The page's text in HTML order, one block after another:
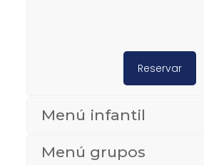
Reservar
Menú infantil
Menú grupos